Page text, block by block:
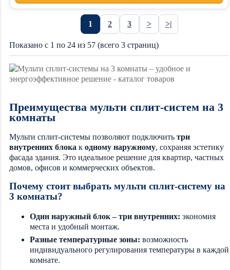
1 2 3 > >|
Показано с 1 по 24 из 57 (всего 3 страниц)
Преимущества мульти сплит-систем на 3
комнаты
Мульти сплит-системы позволяют подключить три
внутренних блока к одному наружному, сохраняя эстетику
фасада здания. Это идеальное решение для квартир, частных
домов, офисов и коммерческих объектов.
Почему стоит выбрать мульти сплит-систему на
3 комнаты?
Один наружный блок – три внутренних: экономия
места и удобный монтаж.
Разные температурные зоны: возможность
индивидуального регулирования температуры в каждой
комнате.